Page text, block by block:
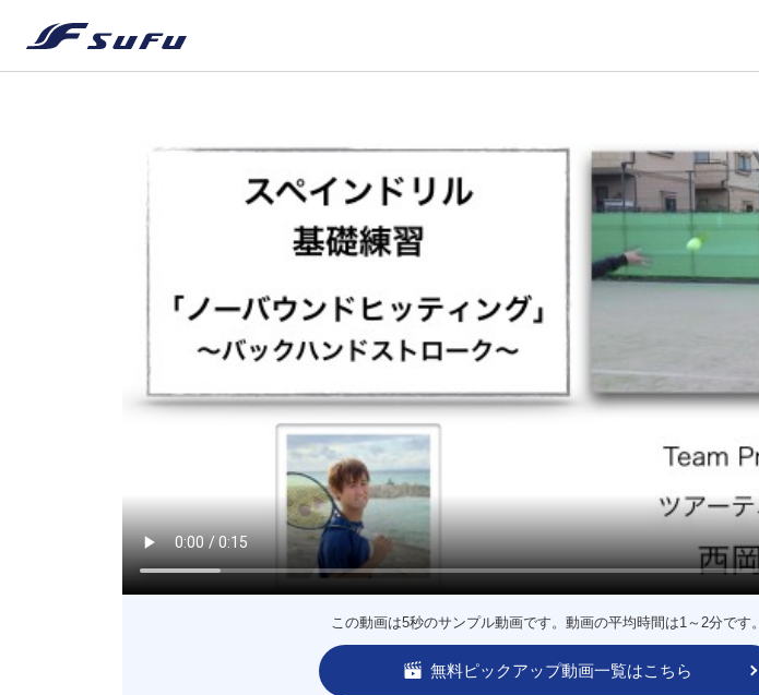
この動画は5秒のサンプル動画です。動画の平均時間は1～2分です。
無料ピックアップ動画一覧はこちら